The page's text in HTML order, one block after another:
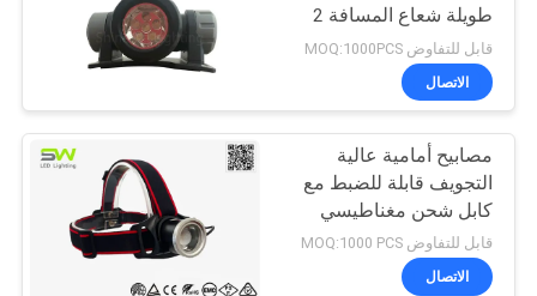
اتصل
أخبار
القضايا
طويلة شعاع المسافة 2
ساعة وقت التشغيل
قابل للتفاوض MOQ:1000PCS
الاتصال
مصابيح أمامية عالية
التجويف قابلة للضبط مع
كابل شحن مغناطيسي
USB أصلي
قابل للتفاوض MOQ:1000 PCS
الاتصال